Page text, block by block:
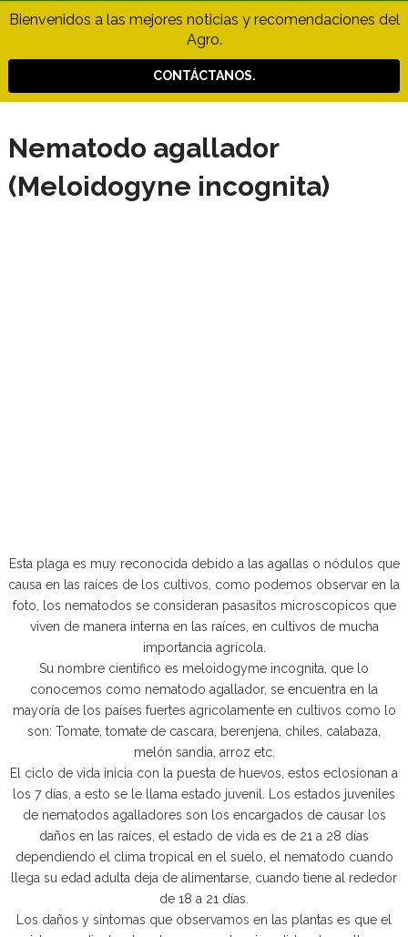
Bienvenidos a las mejores noticias y recomendaciones del
Agro.
CONTÁCTANOS.
Nematodo agallador
(Meloidogyne incognita)
Esta plaga es muy reconocida debido a las agallas o nódulos que
causa en las raíces de los cultivos, como podemos observar en la
foto, los nematodos se consideran pasasitos microscopicos que
viven de manera interna en las raíces, en cultivos de mucha
importancia agrícola.
Su nombre científico es meloidogyme incognita, que lo
conocemos como nematodo agallador, se encuentra en la
mayoría de los países fuertes agricolamente en cultivos como lo
son: Tomate, tomate de cascara, berenjena, chiles, calabaza,
melón sandia, arroz etc.
El ciclo de vida inicia con la puesta de huevos, estos eclosionan a
los 7 días, a esto se le llama estado juvenil. Los estados juveniles
de nematodos agalladores son los encargados de causar los
daños en las raíces, el estado de vida es de 21 a 28 días
dependiendo el clima tropical en el suelo, el nematodo cuando
llega su edad adulta deja de alimentarse, cuando tiene al rededor
de 18 a 21 días.
Los daños y síntomas que observamos en las plantas es que el